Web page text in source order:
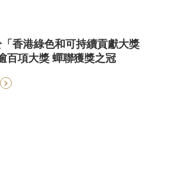
香港綠色和可持續貢獻大獎
2026」 再奪逾百項大獎 蟬聯獲獎之冠